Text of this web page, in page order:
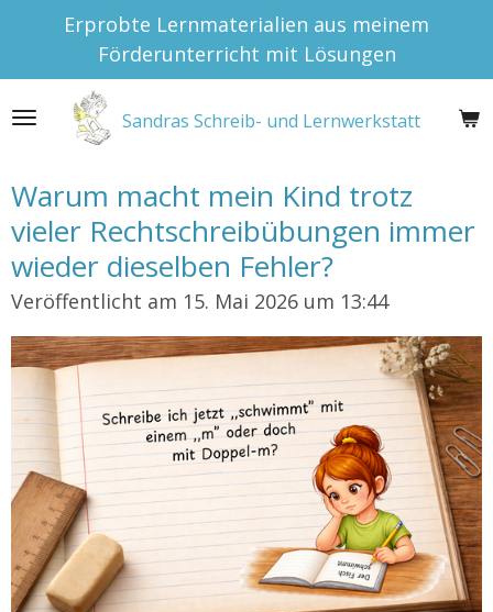
Hauptinhalt
springen
Sandras Schreib- und Lernwerkstatt
Erprobte Lernmaterialien aus meinem
Förderunterricht mit Lösungen
Warum macht mein Kind trotz
vieler Rechtschreibübungen immer
wieder dieselben Fehler?
Veröffentlicht am 15. Mai 2026 um 13:44